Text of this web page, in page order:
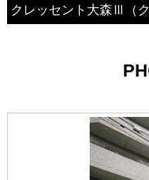
クレッセント大森Ⅲ （